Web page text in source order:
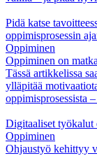
Pidä katse
oppimisprosessin
Oppiminen
Oppiminen on
Tässä artikkelissa
ylläpitää
oppimisprosessista
Digitaaliset työkalut
Oppiminen
Ohjaustyö kehittyy